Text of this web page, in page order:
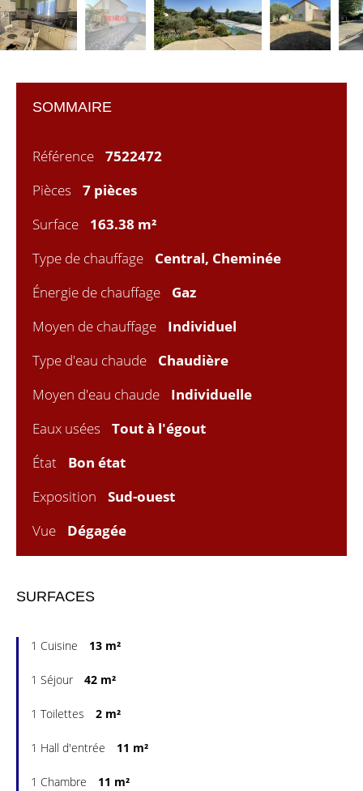
SOMMAIRE
Référence
7522472
Pièces
7 pièces
Surface
163.38 m²
Type de chauffage
Central, Cheminée
Énergie de chauffage
Gaz
Moyen de chauffage
Individuel
Type d'eau chaude
Chaudière
Moyen d'eau chaude
Individuelle
Eaux usées
Tout à l'égout
État
Bon état
Exposition
Sud-ouest
Vue
Dégagée
SURFACES
1 Cuisine 13 m²
1 Séjour 42 m²
1 Toilettes 2 m²
1 Hall d'entrée 11 m²
1 Chambre 11 m²